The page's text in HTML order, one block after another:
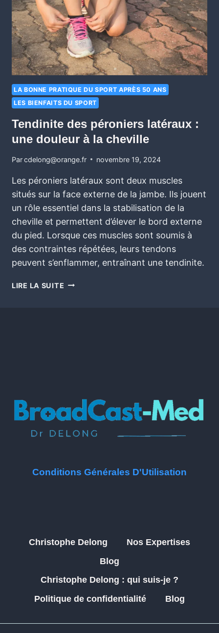
LA BONNE PRATIQUE DU SPORT APRÈS 50 ANS
LES BIENFAITS DU SPORT
Tendinite des péroniers latéraux :
une douleur à la cheville
Parcdelong@orange.fr novembre 19, 2024
Les péroniers latéraux sont deux muscles
situés sur la face externe de la jambe. Ils jouent
un rôle essentiel dans la stabilisation de la
cheville et permettent d’élever le bord externe
du pied. Lorsque ces muscles sont soumis à
des contraintes répétées, leurs tendons
peuvent s’enflammer, entraînant une tendinite.
LIRE LA SUITE
Conditions Générales D'Utilisation
Christophe Delong
Nos Expertises
Blog
Christophe Delong : qui suis-je ?
Politique de confidentialité
Blog